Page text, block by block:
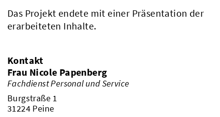
Das Projekt endete mit einer Präsentation der
erarbeiteten Inhalte.
Kontakt
Frau Nicole Papenberg
Fachdienst Personal und Service
Burgstraße 1
31224 Peine